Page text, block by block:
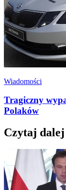
Wiadomości
Tragiczny
Polaków
Czytaj dalej